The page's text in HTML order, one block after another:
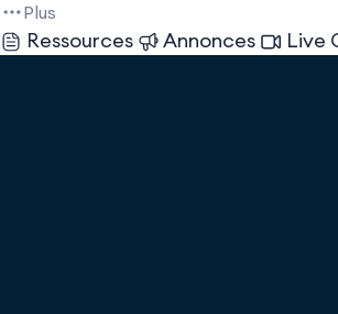
Plus
Ressources Annonces Live